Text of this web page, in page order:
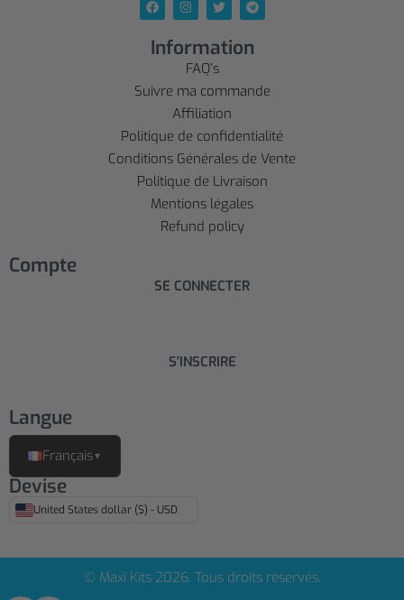
Information
FAQ’s
Suivre ma commande
Affiliation
Politique de confidentialité
Conditions Générales de Vente
Politique de Livraison
Mentions légales
Refund policy
Compte
SE CONNECTER
S'INSCRIRE
Langue
Français▼
Devise
United States dollar ($) - USD
© Maxi Kits 2026. Tous droits réservés.